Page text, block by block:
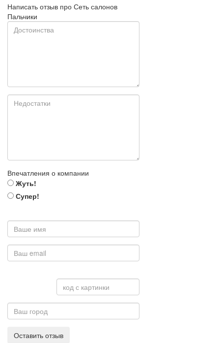
Написать отзыв про Сеть салонов
Пальчики
Впечатления о компании
Жуть!
Супер!
Оставить отзыв